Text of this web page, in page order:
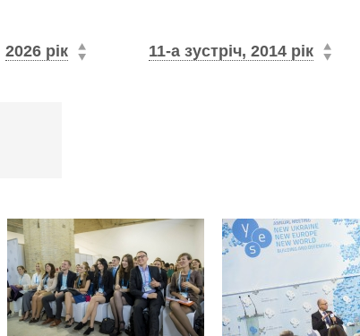
2026 рік 11-а зустріч, 2014 рік